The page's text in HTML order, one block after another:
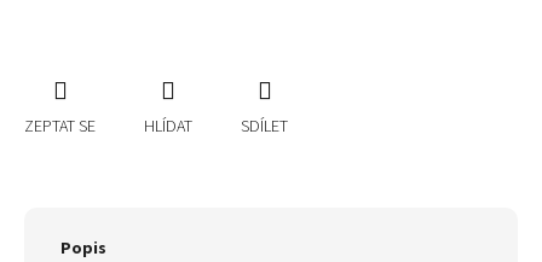
ZEPTAT SE HLÍDAT SDÍLET
Popis